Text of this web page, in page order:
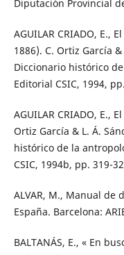
Diputación Provincial
AGUILAR CRIADO, E.,
1886). C. Ortiz García
Diccionario histórico
Editorial CSIC, 1994,
AGUILAR CRIADO, E.,
Ortiz García & L. Á.
histórico de la
CSIC, 1994b, pp. 319-
ALVAR, M., Manual de
España. Barcelona:
BALTANÁS, E., « En